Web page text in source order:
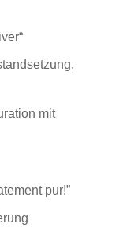
mit
pur!”